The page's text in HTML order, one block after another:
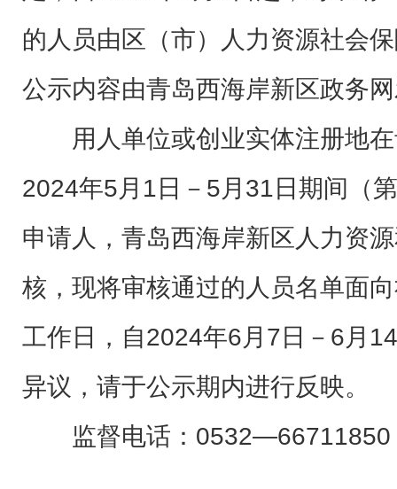
的人员由区（市）人力资源社会
公示内容由青岛西海岸新区政务
用人单位或创业实体注册地
2024年5月1日－5月31日期间（
申请人，青岛西海岸新区人力资
核，现将审核通过的人员名单面
工作日，自2024年6月7日－6月
异议，请于公示期内进行反映。
监督电话：0532—66711850